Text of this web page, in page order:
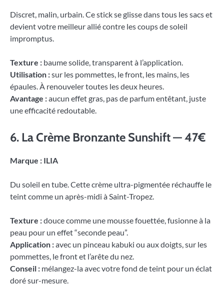
Discret, malin, urbain. Ce stick se glisse dans tous les sacs et
devient votre meilleur allié contre les coups de soleil
impromptus.
Texture : baume solide, transparent à l’application.
Utilisation :sur les pommettes, le front, les mains, les
épaules. À renouveler toutes les deux heures.
Avantage :aucun effet gras, pas de parfum entêtant, juste
une efficacité redoutable.
6. La Crème Bronzante Sunshift — 47€
Marque : ILIA
Du soleil en tube. Cette crème ultra-pigmentée réchauffe le
teint comme un après-midi à Saint-Tropez.
Texture :douce comme une mousse fouettée, fusionne à la
peau pour un effet “seconde peau”.
Application :avec un pinceau kabuki ou aux doigts, sur les
pommettes, le front et l’arête du nez.
Conseil : mélangez-la avec votre fond de teint pour un éclat
doré sur-mesure.